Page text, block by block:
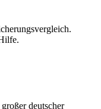
deutscher